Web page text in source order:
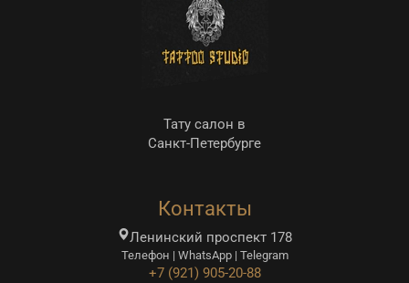
Тату салон в
Санкт-Петербурге
Контакты
Ленинский проспект 178
Телефон | WhatsApp | Telegram
+7 (921) 905-20-88